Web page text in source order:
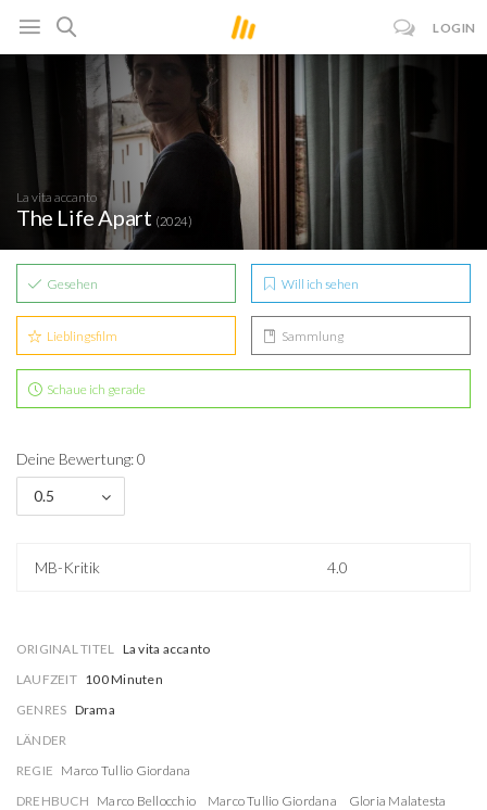
LOGIN
La vita accanto
The Life Apart (2024)
Gesehen Will ich sehen
Lieblingsfilm Sammlung
Schaue ich gerade
Deine Bewertung: 0
0.5
MB-Kritik 4.0
ORIGINAL TITEL La vita accanto
LAUFZEIT 100 Minuten
GENRES Drama
LÄNDER
REGIE Marco Tullio Giordana
DREHBUCH Marco Bellocchio Marco Tullio Giordana
Gloria Malatesta